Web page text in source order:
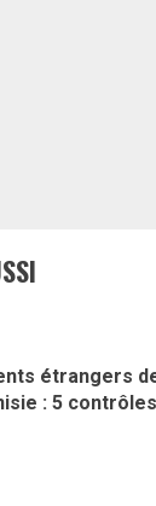
étrangers
: 5 contrôles